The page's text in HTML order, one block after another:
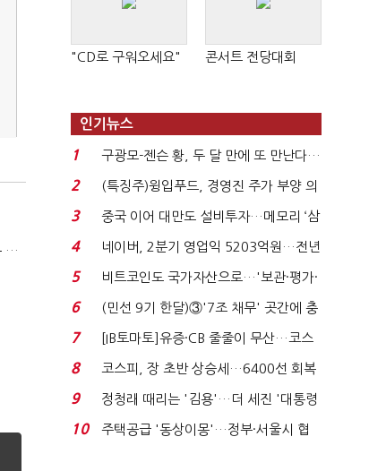
(긴급진단)"미 중동외교 정책 무너졌다…5차 중동전 가능성은 낮아"
"CD로 구워오세요" 콘서트 전당대회
인기뉴스
1
구광모-젠슨 황, 두 달 만에 또 만난다…
로봇·AI 등 논...
2
(특징주)윙입푸드, 경영진 주가 부양 의
지에 상한가...
3
중국 이어 대만도 설비투자…메모리 ‘삼
국전쟁’
4
네이버, 2분기 영업익 5203억원…전년
비 0.2% 감소...
5
비트코인도 국가자산으로…'보관·평가·
처분' 기준은 ...
6
(민선 9기 한달)③'7조 채무' 곳간에 충
격…추미애, 20년...
7
[IB토마토]유증·CB 줄줄이 무산…코스
닥 벌점 급증에 ...
8
코스피, 장 초반 상승세…6400선 회복
시도
9
정청래 때리는 '김용'…더 세진 '대통령
최측근' 입...
10
주택공급 '동상이몽'…정부·서울시 협